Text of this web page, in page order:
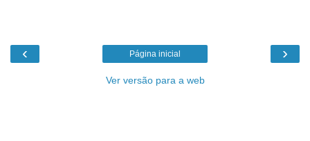
‹ ›
Página inicial
Ver versão para a web